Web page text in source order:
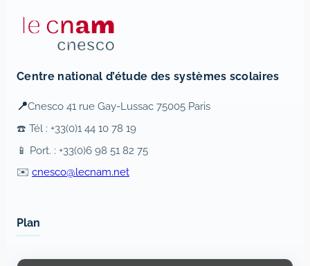
Centre national d’étude des systèmes scolaires
📍Cnesco 41 rue Gay-Lussac 75005 Paris
☎️ Tél : +33(0)1 44 10 78 19
📱 Port. : +33(0)6 98 51 82 75
✉️ cnesco@lecnam.net
Plan
Display